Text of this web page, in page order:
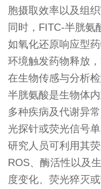
胞摄取效率以及组织
同时，FITC-半胱氨
如氧化还原响应型
环境触发药物释放，
在生物传感与分析
半胱氨酸是生物体
多种疾病及代谢异
光探针或荧光信号
研究人员可利用其
ROS、酶活性以及
度变化、荧光猝灭